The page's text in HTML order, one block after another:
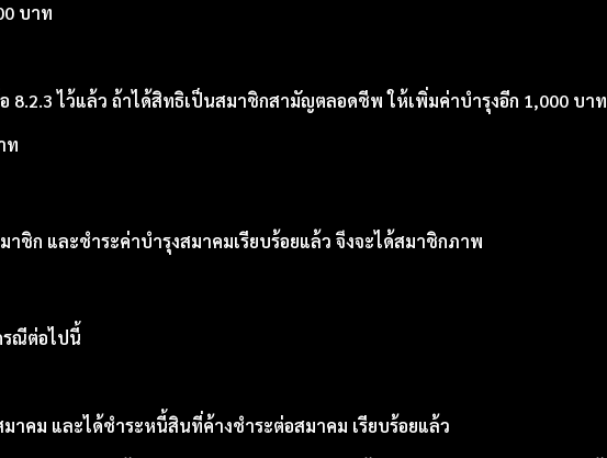
บาท
8.2.3 ไว้แล้ว ถ้าได้สิทธิเป็นสมาชิกสามัญตลอดชีพ ให้เพิ่มค่าบำรุงอีก 1,000 บาท
ท
าชิก และชำระค่าบำรุงสมาคมเรียบร้อยแล้ว จึงจะได้สมาชิกภาพ
ณีต่อไปนี้
าคม และได้ชำระหนี้สินที่ค้างชำระต่อสมาคม เรียบร้อยแล้ว